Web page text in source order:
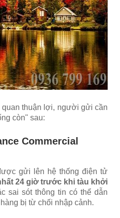
thuận lợi, người gửi cần
còn" sau:
Commercial
gửi lên hệ thống điện tử
24 giờ trước khi tàu khởi
sai sót thông tin có thể dẫn
bị từ chối nhập cảnh.